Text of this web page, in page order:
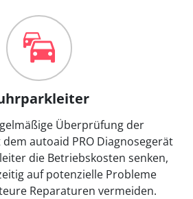
Überprüfung der
autoaid PRO Diagnosegerät
die Betriebskosten senken,
auf potenzielle Probleme
Reparaturen vermeiden.